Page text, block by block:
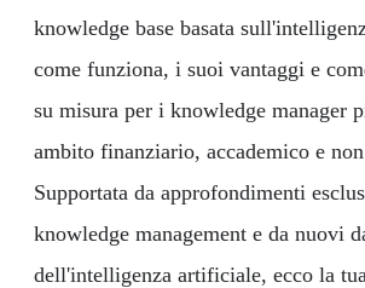
knowledge base basata
come funziona, i suoi vantaggi e
su misura per i knowledge manager
ambito finanziario, accademico e
Supportata da approfondimenti
knowledge management e da nuovi
dell'intelligenza artificiale, ecco la